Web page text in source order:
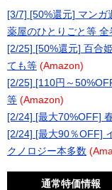
[3/7] [50%還元] マンガ
薬屋のひとりごと等 全
[2/25] [50%還元] 百合
ても等 (Amazon)
[2/25] [110円～
等 (Amazon)
[2/24] [最大70%OFF]
[2/24] [最大90％OFF]
クノロジー本多数
通常特価情報